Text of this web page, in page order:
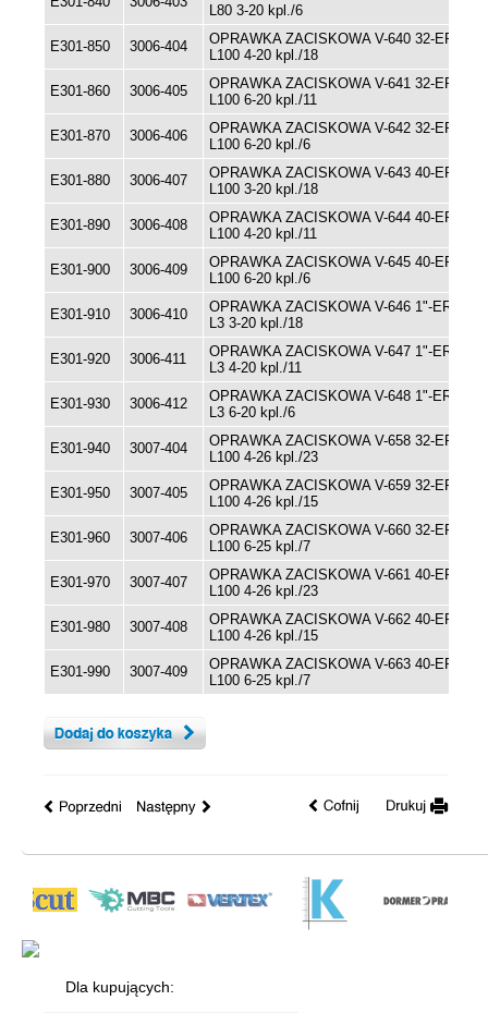
L80 3-20 kpl./6
E301-850 3006-404
OPRAWKA ZACISKOWA V-640 32-ER32-
L100 4-20 kpl./18
E301-860 3006-405
OPRAWKA ZACISKOWA V-641 32-ER32-
L100 6-20 kpl./11
E301-870 3006-406
OPRAWKA ZACISKOWA V-642 32-ER32-
L100 6-20 kpl./6
E301-880 3006-407
OPRAWKA ZACISKOWA V-643 40-ER32-
L100 3-20 kpl./18
E301-890 3006-408
OPRAWKA ZACISKOWA V-644 40-ER32-
L100 4-20 kpl./11
E301-900 3006-409
OPRAWKA ZACISKOWA V-645 40-ER32-
L100 6-20 kpl./6
E301-910 3006-410
OPRAWKA ZACISKOWA V-646 1"-ER32-
L3 3-20 kpl./18
E301-920 3006-411
OPRAWKA ZACISKOWA V-647 1"-ER32-
L3 4-20 kpl./11
E301-930 3006-412
OPRAWKA ZACISKOWA V-648 1"-ER32-
L3 6-20 kpl./6
E301-940 3007-404
OPRAWKA ZACISKOWA V-658 32-ER40-
L100 4-26 kpl./23
E301-950 3007-405
OPRAWKA ZACISKOWA V-659 32-ER40-
L100 4-26 kpl./15
E301-960 3007-406
OPRAWKA ZACISKOWA V-660 32-ER40-
L100 6-25 kpl./7
E301-970 3007-407
OPRAWKA ZACISKOWA V-661 40-ER40-
L100 4-26 kpl./23
E301-980 3007-408
OPRAWKA ZACISKOWA V-662 40-ER40-
L100 4-26 kpl./15
E301-990 3007-409
OPRAWKA ZACISKOWA V-663 40-ER40-
L100 6-25 kpl./7
Dla kupujących: